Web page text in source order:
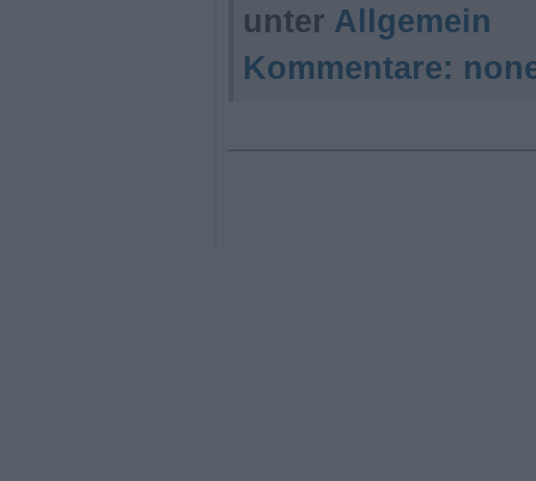
unter Allgemein
Kommentare: